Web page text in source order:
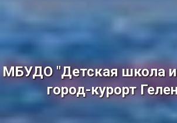
МБУДО "Детская школа
город-курорт